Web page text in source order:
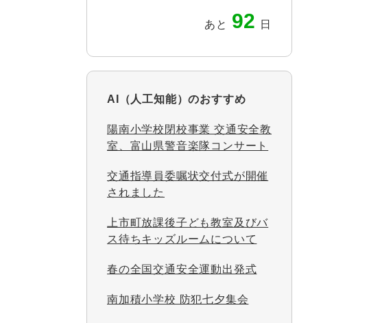
あと 92 日
AI（人工知能）のおすすめ
陽南小学校閉校事業 交通安全教
室、富山県警音楽隊コンサート
交通指導員委嘱状交付式が開催
されました
上市町放課後子ども教室及びバ
ス待ちキッズルームについて
春の全国交通安全運動出発式
南加積小学校 防犯七夕集会